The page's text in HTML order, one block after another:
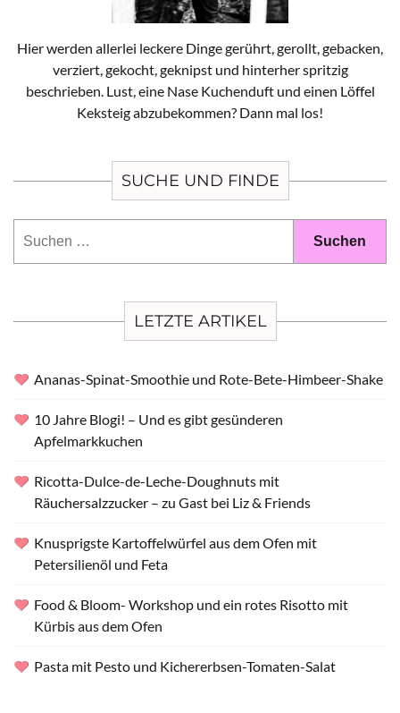
Hier werden allerlei leckere Dinge gerührt, gerollt, gebacken,
verziert, gekocht, geknipst und hinterher spritzig
beschrieben. Lust, eine Nase Kuchenduft und einen Löffel
Keksteig abzubekommen? Dann mal los!
SUCHE UND FINDE
LETZTE ARTIKEL
Ananas-Spinat-Smoothie und Rote-Bete-Himbeer-Shake
10 Jahre Blogi! – Und es gibt gesünderen
Apfelmarkkuchen
Ricotta-Dulce-de-Leche-Doughnuts mit
Räuchersalzzucker – zu Gast bei Liz & Friends
Knusprigste Kartoffelwürfel aus dem Ofen mit
Petersilienöl und Feta
Food & Bloom- Workshop und ein rotes Risotto mit
Kürbis aus dem Ofen
Pasta mit Pesto und Kichererbsen-Tomaten-Salat